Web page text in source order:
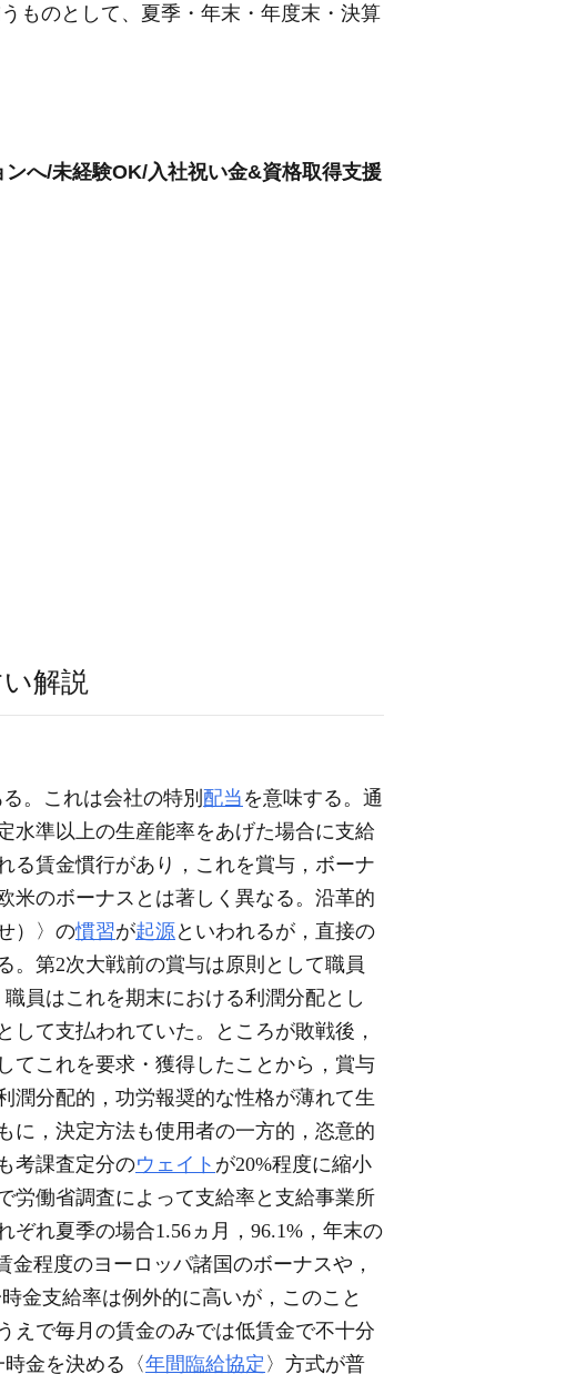
ものとして、夏季・年末・年度末・決算
へ/未経験OK/入社祝い金&資格取得支援
解説
。これは会社の特別 配当 を意味する。通
水準以上の生産能率をあげた場合に支給
る賃金慣行があり，これを賞与，ボーナ
米のボーナスとは著しく異なる。沿革的
）〉の慣習が起源といわれるが，直接の
。第2次大戦前の賞与は原則として職員
員はこれを期末における利潤分配とし
て支払われていた。ところが敗戦後，
てこれを要求・獲得したことから，賞与
潤分配的，功労報奨的な性格が薄れて生
に，決定方法も使用者の一方的，恣意的
考課査定分のウェイト が20%程度に縮小
労働省調査によって支給率と支給事業所
れ夏季の場合1.56ヵ月，96.1%，年末の
程度のヨーロッパ諸国のボーナスや，
金支給率は例外的に高いが，このこと
えで毎月の賃金のみでは低賃金で不十分
金を決める〈年間臨給協定 〉方式が普